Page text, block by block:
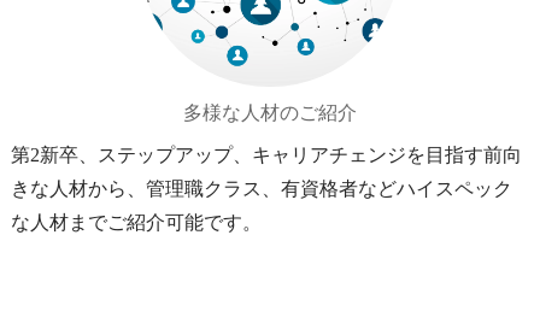
多様な人材のご紹介
第2新卒、ステップアップ、キャリアチェンジを目指す前向
きな人材から、管理職クラス、有資格者などハイスペック
な人材までご紹介可能です。